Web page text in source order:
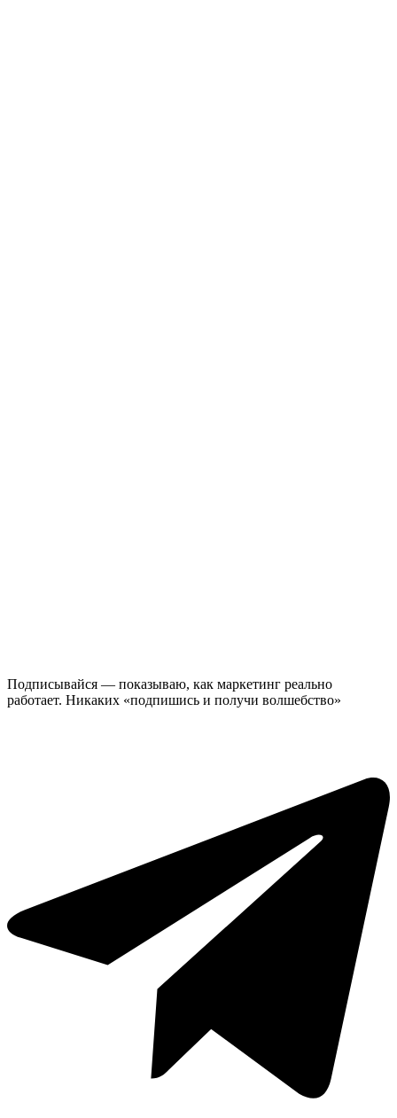
Подписывайся — показываю, как маркетинг реально
работает. Никаких «подпишись и получи волшебство»